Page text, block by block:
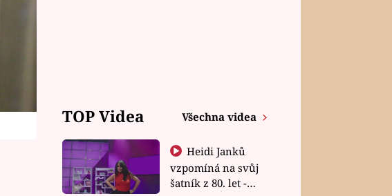
TOP Videa Všechna videa
Heidi Janků
vzpomíná na svůj
šatník z 80. let -